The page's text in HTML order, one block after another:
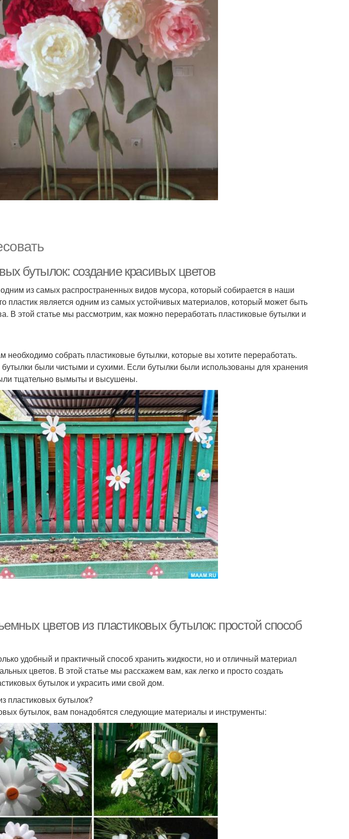
бутылок: создание красивых цветов
из самых распространенных видов мусора, который собирается в наши
пластик является одним из самых устойчивых материалов, который может быть
В этой статье мы рассмотрим, как можно переработать пластиковые бутылки и
необходимо собрать пластиковые бутылки, которые вы хотите переработать.
были чистыми и сухими. Если бутылки были использованы для хранения
тщательно вымыты и высушены.
цветов из пластиковых бутылок: простой способ
удобный и практичный способ хранить жидкости, но и отличный материал
цветов. В этой статье мы расскажем вам, как легко и просто создать
бутылок и украсить ими свой дом.
пластиковых бутылок?
бутылок, вам понадобятся следующие материалы и инструменты: